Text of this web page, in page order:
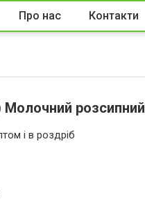
Про нас Контакти
і в роздріб